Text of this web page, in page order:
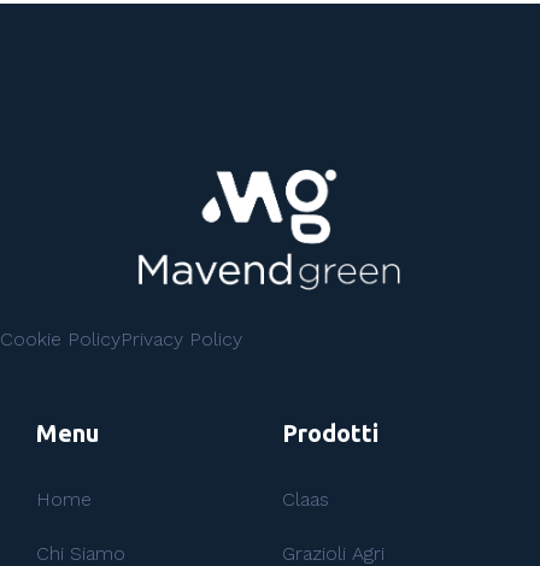
Cookie PolicyPrivacy Policy
Menu
Home
Chi Siamo
Prodotti
Claas
Grazioli Agri